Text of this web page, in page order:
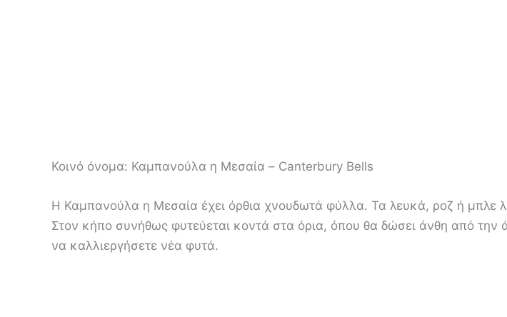
Κοινό όνομα: Καμπανούλα η Μεσαία – Canterbury Bells
Η Καμπανούλα η Μεσαία έχει όρθια χνουδωτά φύλλα. Τα λευκά, ροζ ή μπλε
Στον κήπο συνήθως φυτεύεται κοντά στα όρια, όπου θα δώσει άνθη από
να καλλιεργήσετε νέα φυτά.